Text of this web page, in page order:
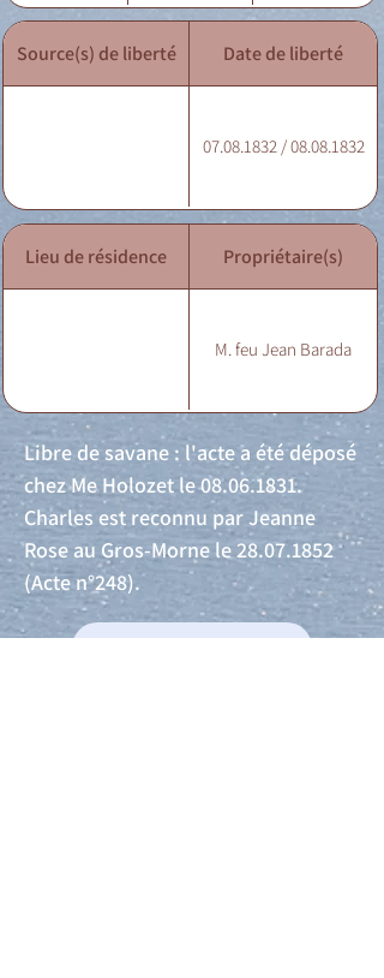
Source(s) de liberté Date de liberté
07.08.1832 / 08.08.1832
Lieu de résidence Propriétaire(s)
M. feu Jean Barada
Libre de savane : l'acte a été déposé
chez Me Holozet le08.06.1831.
Charles est reconnu par Jeanne
Rose au Gros-Morne le28.07.1852
(Acte n°248).